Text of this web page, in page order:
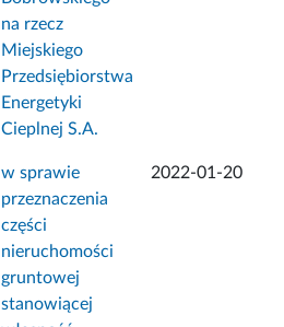
na rzecz
Miejskiego
Przedsiębiorstwa
Energetyki
Cieplnej S.A.
w sprawie
przeznaczenia
części
nieruchomości
gruntowej
stanowiącej
2022-01-20